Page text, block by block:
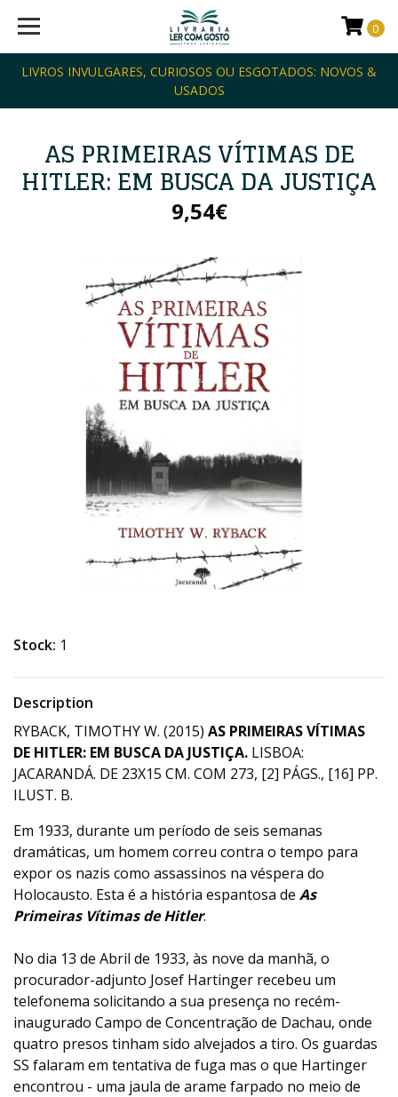
LIVROS INVULGARES, CURIOSOS OU ESGOTADOS: NOVOS &
USADOS
0
AS PRIMEIRAS VÍTIMAS DE
HITLER: EM BUSCA DA JUSTIÇA
9,54€
Stock: 1
Description
RYBACK, TIMOTHY W. (2015) AS PRIMEIRAS VÍTIMAS
DE HITLER: EM BUSCA DA JUSTIÇA. LISBOA:
JACARANDÁ. DE 23X15 CM. COM 273, [2] PÁGS., [16] PP.
ILUST. B.
Em 1933, durante um período de seis semanas
dramáticas, um homem correu contra o tempo para
expor os nazis como assassinos na véspera do
Holocausto. Esta é a história espantosa de As
Primeiras Vítimas de Hitler.
No dia 13 de Abril de 1933, às nove da manhã, o
procurador-adjunto Josef Hartinger recebeu um
telefonema solicitando a sua presença no recém-
inaugurado Campo de Concentração de Dachau, onde
quatro presos tinham sido alvejados a tiro. Os guardas
SS falaram em tentativa de fuga mas o que Hartinger
encontrou - uma jaula de arame farpado no meio de